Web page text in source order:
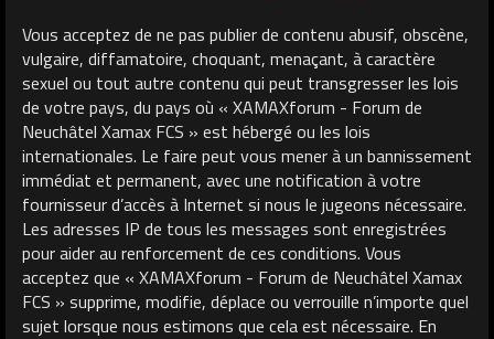
Vous acceptez de ne pas publier de contenu abusif, obscène,
vulgaire, diffamatoire, choquant, menaçant, à caractère
sexuel ou tout autre contenu qui peut transgresser les lois
de votre pays, du pays où « XAMAXforum - Forum de
Neuchâtel Xamax FCS » est hébergé ou les lois
internationales. Le faire peut vous mener à un bannissement
immédiat et permanent, avec une notification à votre
fournisseur d’accès à Internet si nous le jugeons nécessaire.
Les adresses IP de tous les messages sont enregistrées
pour aider au renforcement de ces conditions. Vous
acceptez que « XAMAXforum - Forum de Neuchâtel Xamax
FCS » supprime, modifie, déplace ou verrouille n’importe quel
sujet lorsque nous estimons que cela est nécessaire. En